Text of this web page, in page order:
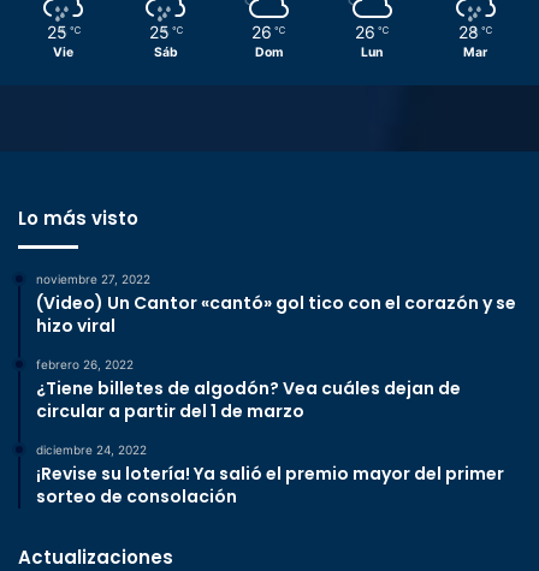
25 ℃
Vie
25 ℃
Sáb
26 ℃
Dom
26 ℃
Lun
28 ℃
Mar
Lo más visto
noviembre 27, 2022
(Video) Un Cantor «cantó» gol tico con el corazón y se
hizo viral
febrero 26, 2022
¿Tiene billetes de algodón? Vea cuáles dejan de
circular a partir del 1 de marzo
diciembre 24, 2022
¡Revise su lotería! Ya salió el premio mayor del primer
sorteo de consolación
Actualizaciones